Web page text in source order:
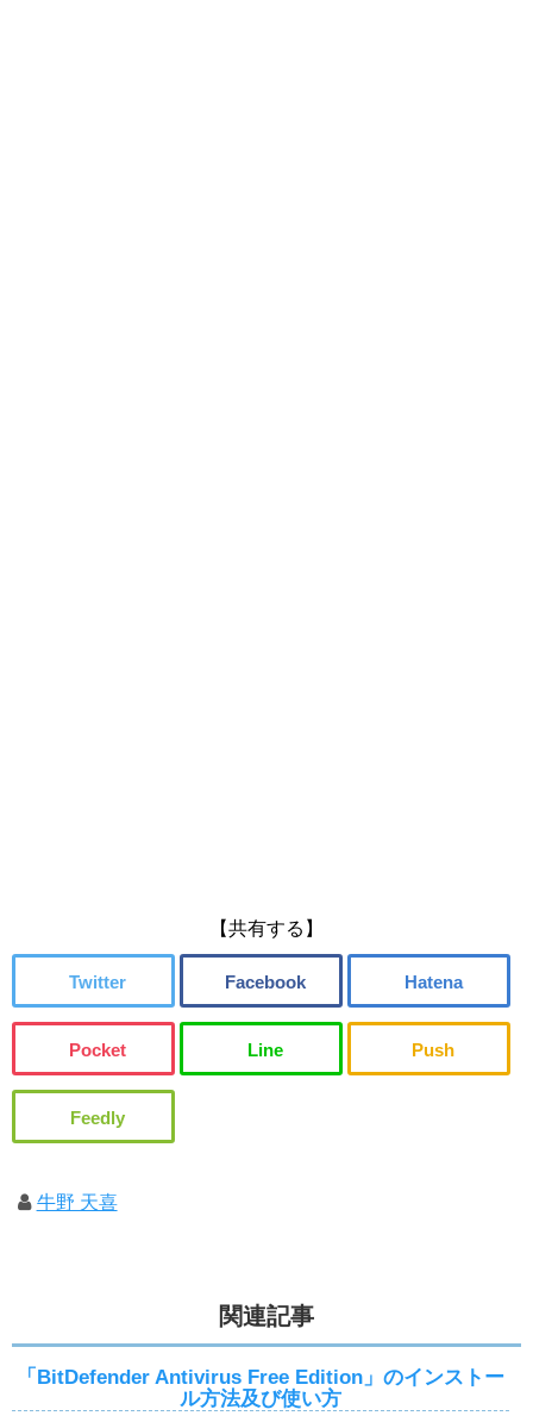
【共有する】
牛野 天喜
関連記事
「BitDefender Antivirus Free Edition」のインストー
ル方法及び使い方